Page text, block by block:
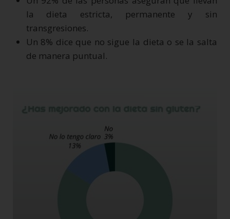
la dieta estricta, permanente y sin
transgresiones.
Un 8% dice que no sigue la dieta o se la salta
de manera puntual.